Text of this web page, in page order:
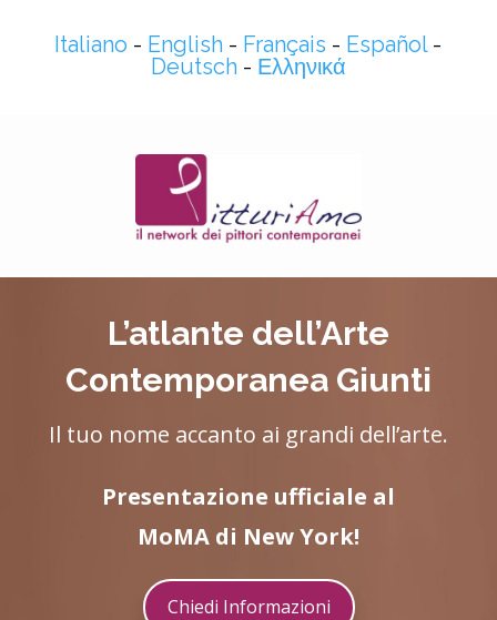
Italiano - English - Français - Español-
Deutsch - Ελληνικά
L’atlante dell’Arte
Contemporanea Giunti
Il tuo nome accanto ai grandi dell’arte.
Presentazione ufficiale al
MoMA di New York!
Chiedi Informazioni